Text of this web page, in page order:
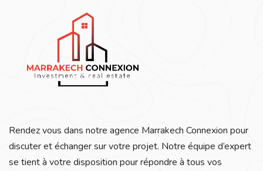
Rendez vous dans notre agence Marrakech Connexion pour
discuter et échanger sur votre projet. Notre équipe d’expert
se tient à votre disposition pour répondre à tous vos